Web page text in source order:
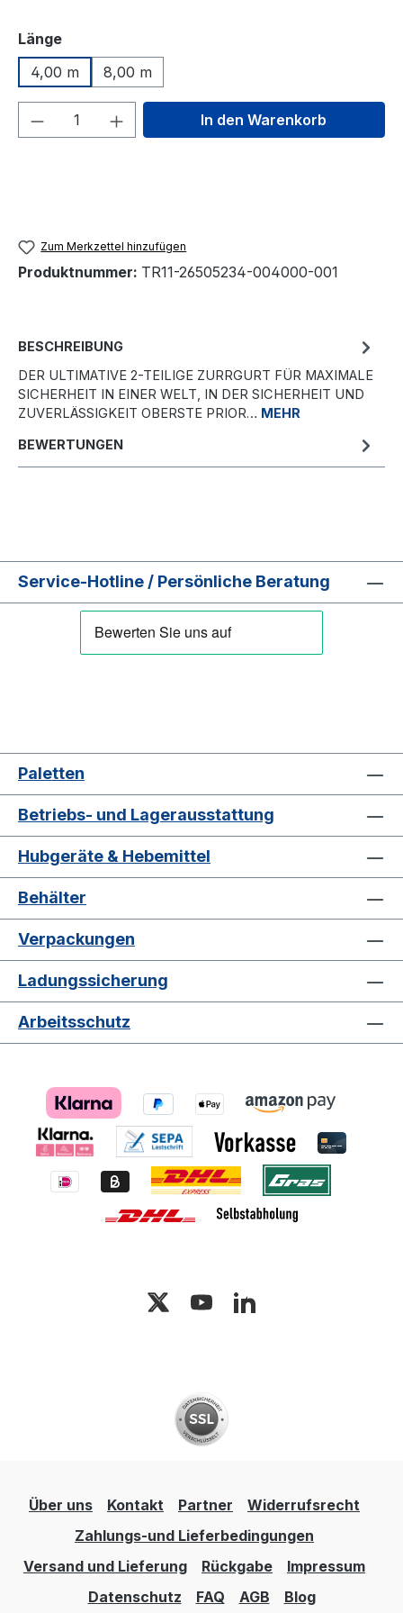
Längeauswählen
4,00 m
8,00 m
Produkt Anzahl: Gib denIn den Warenkorb
Zum Merkzettel hinzufügen
Produktnummer: TR11-26505234-004000-001
BESCHREIBUNG
DER ULTIMATIVE 2-TEILIGE ZURRGURT FÜR MAXIMALE
SICHERHEIT IN EINER WELT, IN DER SICHERHEIT UND
ZUVERLÄSSIGKEIT OBERSTE PRIOR… MEHR
BEWERTUNGEN
Service-Hotline / Persönliche Beratung
Paletten
Betriebs- und Lagerausstattung
Hubgeräte & Hebemittel
Behälter
Verpackungen
Ladungssicherung
Arbeitsschutz
Über uns Kontakt Partner
Widerrufsrecht
Zahlungs-und Lieferbedingungen
Versand und Lieferung
Rückgabe
Impressum
Datenschutz
FAQ AGB Blog